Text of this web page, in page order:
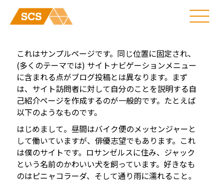
これはサンプルページです。同じ位置に固定され、
(多くのテーマでは) サイトナビゲーションメニュー
に含まれる点がブログ投稿とは異なります。まず
は、サイト訪問者に対して自分のことを説明する自
己紹介ページを作成するのが一般的です。たとえば
以下のようなものです。
はじめまして。昼間はバイク便のメッセンジャーと
して働いていますが、俳優志望でもあります。これ
は僕のサイトです。ロサンゼルスに住み、ジャック
という名前のかわいい犬を飼っています。好きなも
のはピニャコラーダ、そして通り雨に濡れること。